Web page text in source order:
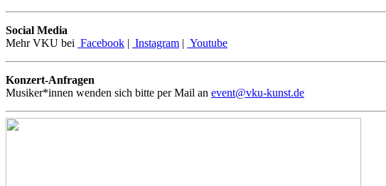
Social Media
Mehr VKU bei Facebook | Instagram | Youtube
Konzert-Anfragen
Musiker*innen wenden sich bitte per Mail an event@vku-kunst.de